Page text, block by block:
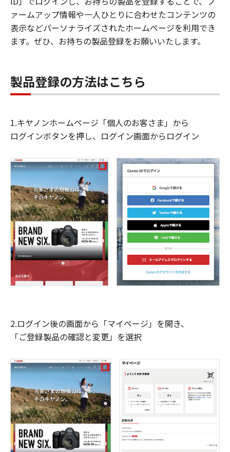
ァームアップ情報や一人ひとりに合わせたコンテンツの
表示などパーソナライズされたホームページを利用でき
ます。ぜひ、お持ちの製品登録をお願いいたします。
製品登録の方法はこちら
1.キヤノンホームページ「個人のお客さま」から
ログインボタンを押し、ログイン画面からログイン
2.ログイン後の画面から「マイページ」を開き、
「ご登録製品の確認と変更」を選択